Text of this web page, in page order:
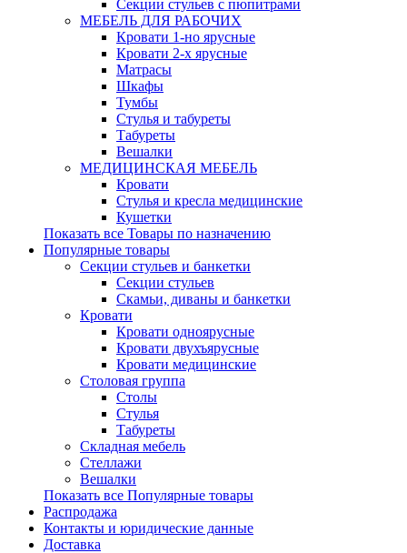
Секции стульев с пюпитрами
МЕБЕЛЬ ДЛЯ РАБОЧИХ
Кровати 1-но ярусные
Кровати 2-х ярусные
Матрасы
Шкафы
Тумбы
Стулья и табуреты
Табуреты
Вешалки
МЕДИЦИНСКАЯ МЕБЕЛЬ
Кровати
Стулья и кресла медицинские
Кушетки
Показать все Товары по назначению
Популярные товары
Секции стульев и банкетки
Секции стульев
Скамьи, диваны и банкетки
Кровати
Кровати одноярусные
Кровати двухъярусные
Кровати медицинские
Столовая группа
Столы
Стулья
Табуреты
Складная мебель
Стеллажи
Вешалки
Показать все Популярные товары
Распродажа
Контакты и юридические данные
Доставка